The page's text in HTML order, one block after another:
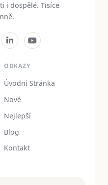
i dospělé. Tisíce
ODKAZY
Úvodní Stránka
Nové
Nejlepší
Blog
Kontakt